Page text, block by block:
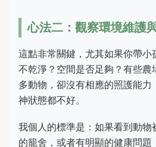
心法二：觀察環境維護
這點非常關鍵，尤其如果你帶小
不乾淨？空間是否足夠？有些農
多動物，卻沒有相應的照護能
神狀態都不好。
我個人的標準是：如果看到動物
的籠舍，或者有明顯的健康問